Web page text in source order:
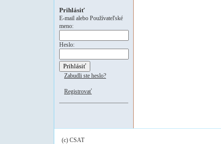
Prihlásiť
E-mail alebo Používateľské
meno:
Heslo:
Zabudli ste heslo?
Registrovať
(c) CSAT